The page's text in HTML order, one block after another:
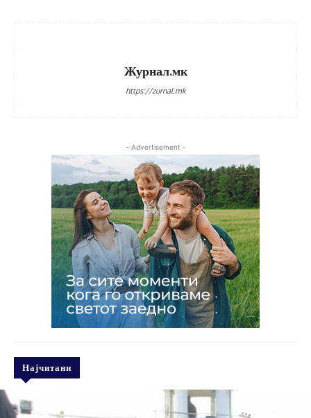
Журнал.мк
https://zurnal.mk
- Advertisement -
Најчитани